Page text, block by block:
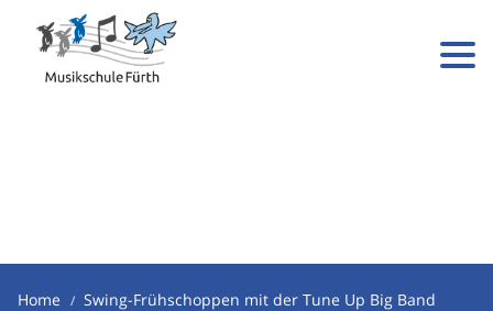
Home Swing-Frühschoppen mit der Tune Up Big Band